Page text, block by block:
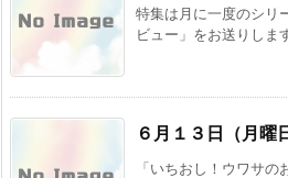
特集は月に一度のシリ
ビュー」をお送りしま
６月１３日（月曜
「いちおし！ウワサ